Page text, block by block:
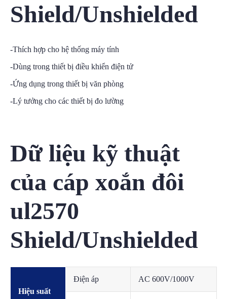
Shield/Unshielded
-Thích hợp cho hệ thống máy tính
-Dùng trong thiết bị điều khiển điện tử
-Ứng dụng trong thiết bị văn phòng
-Lý tưởng cho các thiết bị đo lường
Dữ liệu kỹ thuật
của cáp xoắn đôi
ul2570
Shield/Unshielded
Hiệu suất
Điện áp AC 600V/1000V